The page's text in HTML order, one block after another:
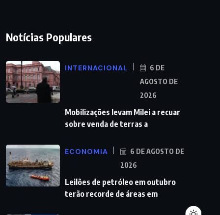
Notícias Populares
INTERNACIONAL
6 DE
AGOSTO DE
2026
Mobilizações levam Milei a recuar
sobre venda de terras a
ECONOMIA
6 DE AGOSTO DE
2026
Leilões de petróleo em outubro
terão recorde de áreas em